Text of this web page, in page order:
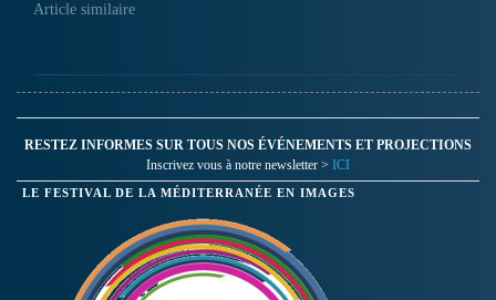
développement dans la ville
Article similaire
RESTEZ INFORMES SUR TOUS NOS ÉVÉNEMENTS ET PROJECTIONS
Inscrivez vous à notre newsletter > ICI
LE FESTIVAL DE LA MÉDITERRANÉE EN IMAGES